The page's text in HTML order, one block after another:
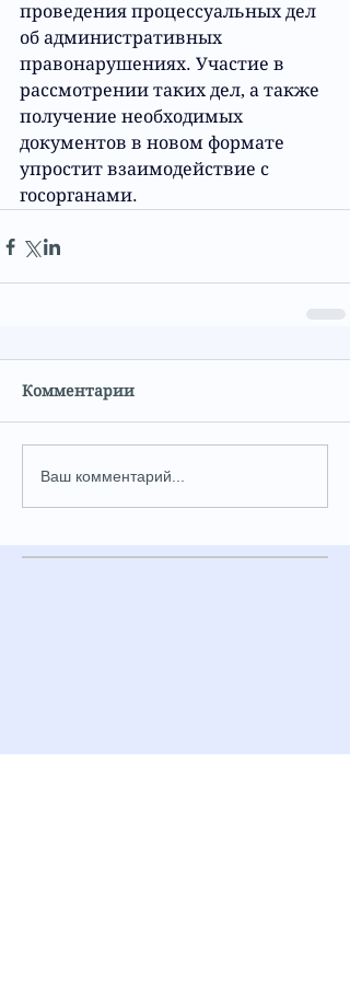
проведения процессуальных дел
об административных
правонарушениях. Участие в
рассмотрении таких дел, а также
получение необходимых
документов в новом формате
упростит взаимодействие с
госорганами.
Комментарии
Ваш комментарий...